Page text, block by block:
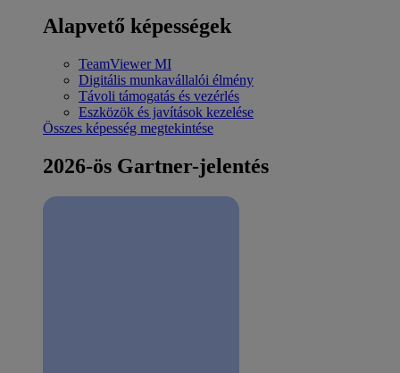
Alapvető képességek
TeamViewer MI
Digitális munkavállalói élmény
Távoli támogatás és vezérlés
Eszközök és javítások kezelése
Összes képesség megtekintése
2026-ös Gartner-jelentés